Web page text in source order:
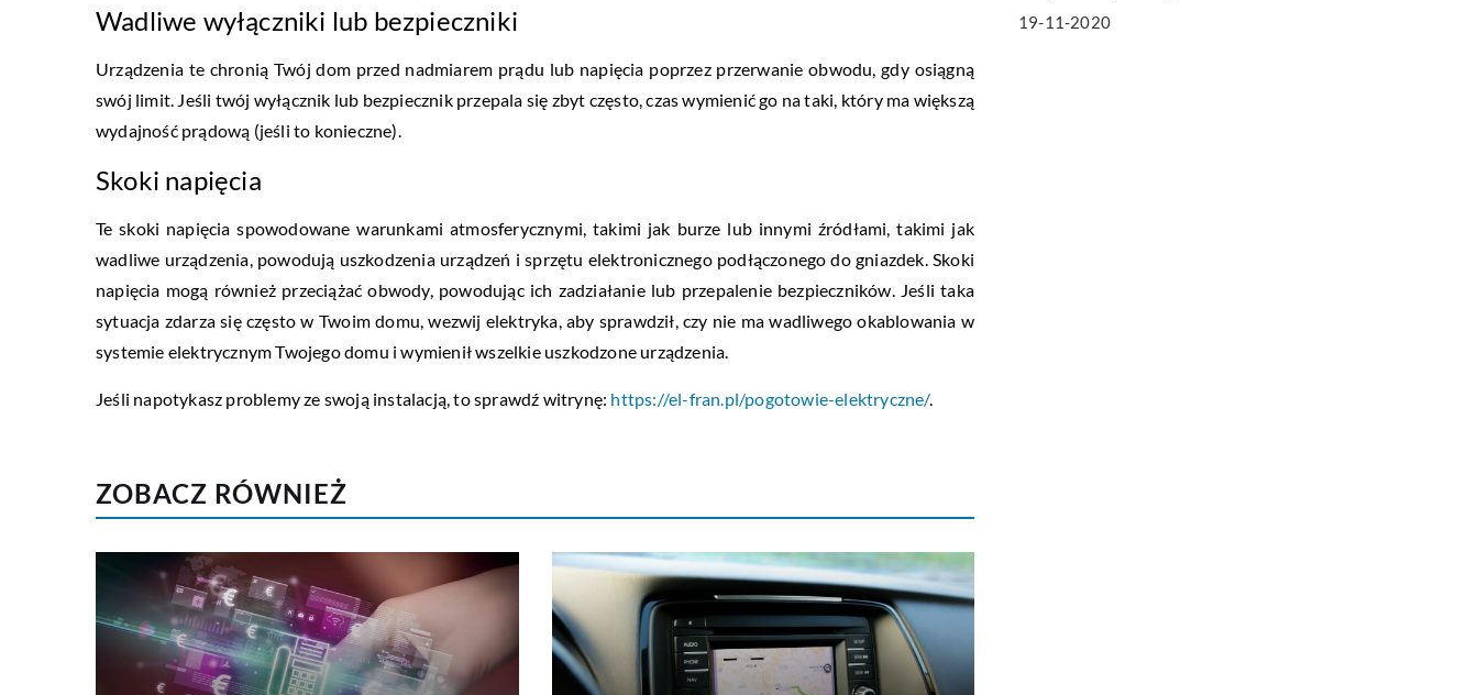
Wadliwe wyłączniki lub bezpieczniki
Urządzenia te chronią Twój dom przed nadmiarem prądu lub napięcia poprzez przerwanie obwodu, gdy osiągną
swój limit. Jeśli twój wyłącznik lub bezpiecznik przepala się zbyt często, czas wymienić go na taki, który ma większą
wydajność prądową (jeśli to konieczne).
Skoki napięcia
Te skoki napięcia spowodowane warunkami atmosferycznymi, takimi jak burze lub innymi źródłami, takimi jak
wadliwe urządzenia, powodują uszkodzenia urządzeń i sprzętu elektronicznego podłączonego do gniazdek. Skoki
napięcia mogą również przeciążać obwody, powodując ich zadziałanie lub przepalenie bezpieczników. Jeśli taka
sytuacja zdarza się często w Twoim domu, wezwij elektryka, aby sprawdził, czy nie ma wadliwego okablowania w
systemie elektrycznym Twojego domu i wymienił wszelkie uszkodzone urządzenia.
Jeśli napotykasz problemy ze swoją instalacją, to sprawdź witrynę: https://el-fran.pl/pogotowie-elektryczne/.
ZOBACZ RÓWNIEŻ
19-11-2020